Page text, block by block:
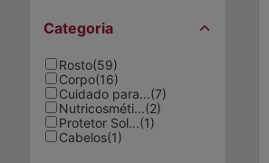
Categoria
Rosto(59)
Corpo(16)
Cuidado para...(7)
Nutricosméti...(2)
Protetor Sol...(1)
Cabelos(1)